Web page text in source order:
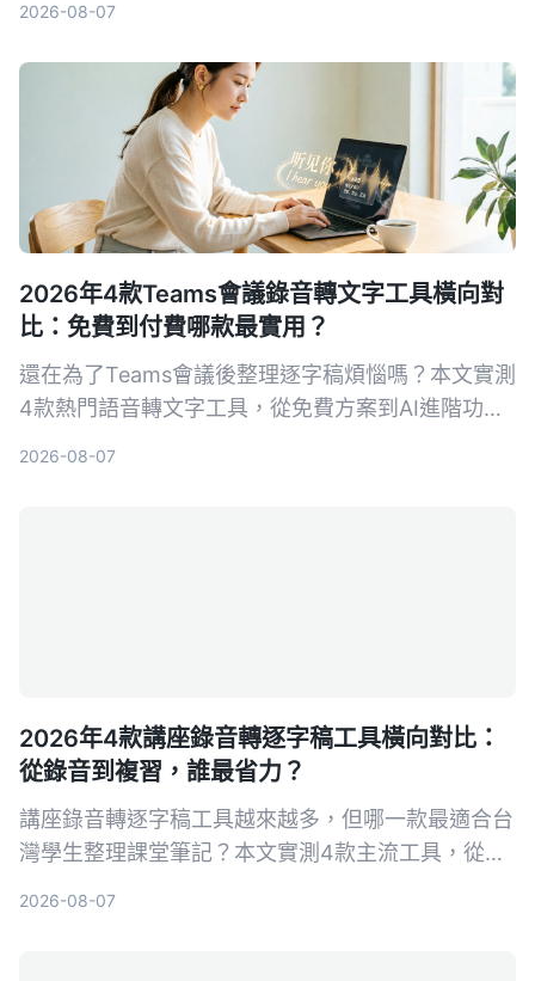
2026-08-07
2026年4款Teams會議錄音轉文字工具橫向對
比：免費到付費哪款最實用？
還在為了Teams會議後整理逐字稿煩惱嗎？本文實測
4款熱門語音轉文字工具，從免費方案到AI進階功能
2026-08-07
2026年4款講座錄音轉逐字稿工具橫向對比：
從錄音到複習，誰最省力？
講座錄音轉逐字稿工具越來越多，但哪一款最適合台
灣學生整理課堂筆記？本文實測4款主流工具，從準
2026-08-07